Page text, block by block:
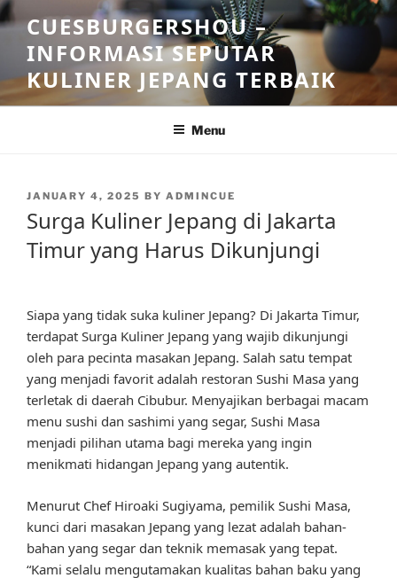
Skip
to
content
CUESBURGERSHOU –
INFORMASI SEPUTAR
KULINER JEPANG TERBAIK
Menu
POSTED
JANUARY 4, 2025 BY ADMINCUE
Surga Kuliner Jepang di Jakarta
Timur yang Harus Dikunjungi
Siapa yang tidak suka kuliner Jepang? Di Jakarta Timur,
terdapat Surga Kuliner Jepang yang wajib dikunjungi
oleh para pecinta masakan Jepang. Salah satu tempat
yang menjadi favorit adalah restoran Sushi Masa yang
terletak di daerah Cibubur. Menyajikan berbagai macam
menu sushi dan sashimi yang segar, Sushi Masa
menjadi pilihan utama bagi mereka yang ingin
menikmati hidangan Jepang yang autentik.
Menurut Chef Hiroaki Sugiyama, pemilik Sushi Masa,
kunci dari masakan Jepang yang lezat adalah bahan-
bahan yang segar dan teknik memasak yang tepat.
“Kami selalu mengutamakan kualitas bahan baku yang